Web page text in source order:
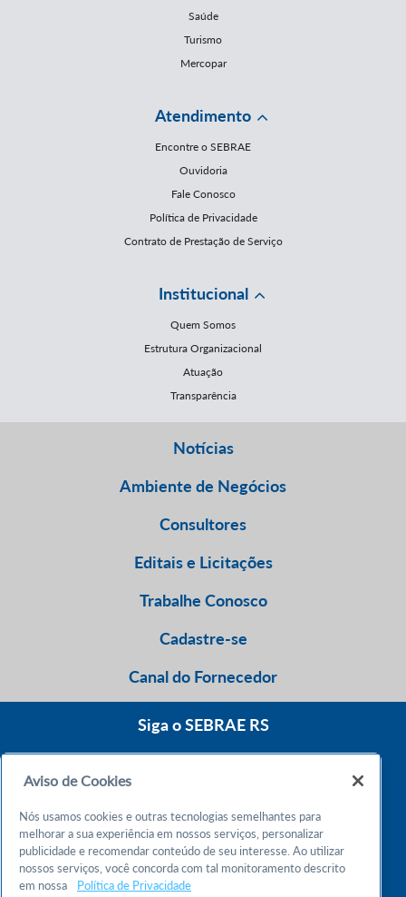
Saúde
Turismo
Mercopar
Atendimento
Encontre o SEBRAE
Ouvidoria
Fale Conosco
Política de Privacidade
Contrato de Prestação de Serviço
Institucional
Quem Somos
Estrutura Organizacional
Atuação
Transparência
Notícias
Ambiente de Negócios
Consultores
Editais e Licitações
Trabalhe Conosco
Cadastre-se
Canal do Fornecedor
Siga o SEBRAE RS
Atendimento 24h
Chame no WhatsApp
Aviso de Cookies
Nós usamos cookies e outras tecnologias semelhantes para
melhorar a sua experiência em nossos serviços, personalizar
publicidade e recomendar conteúdo de seu interesse. Ao utilizar
nossos serviços, você concorda com tal monitoramento descrito
em nossa
Política de Privacidade